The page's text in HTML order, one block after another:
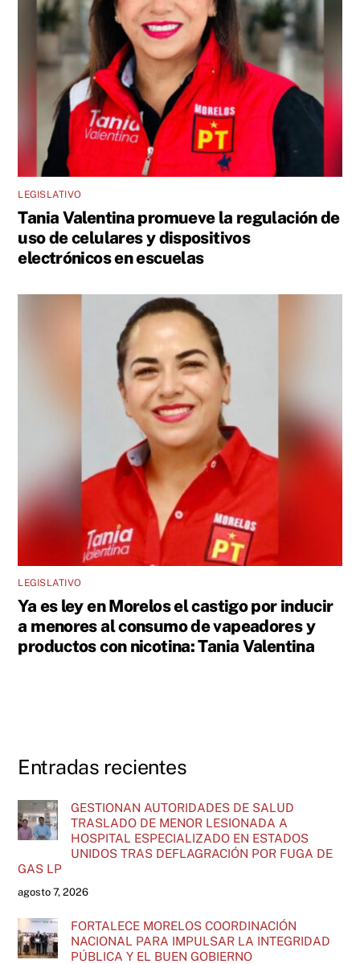
LEGISLATIVO
Tania Valentina promueve la regulación de
uso de celulares y dispositivos
electrónicos en escuelas
LEGISLATIVO
Ya es ley en Morelos el castigo por inducir
a menores al consumo de vapeadores y
productos con nicotina: Tania Valentina
Entradas recientes
GESTIONAN AUTORIDADES DE SALUD
TRASLADO DE MENOR LESIONADA A
HOSPITAL ESPECIALIZADO EN ESTADOS
UNIDOS TRAS DEFLAGRACIÓN POR FUGA DE
GAS LP
agosto 7, 2026
FORTALECE MORELOS COORDINACIÓN
NACIONAL PARA IMPULSAR LA INTEGRIDAD
PÚBLICA Y EL BUEN GOBIERNO